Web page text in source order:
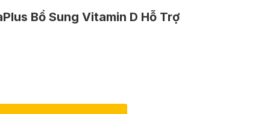
Bổ Sung Vitamin D Hỗ Trợ